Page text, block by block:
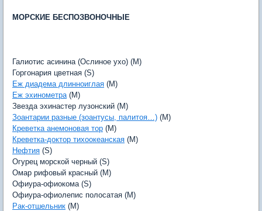
МОРСКИЕ БЕСПОЗВОНОЧНЫЕ
Галиотис асинина (Ослиное ухо) (M)
Горгонария цветная (S)
Еж диадема длинноиглая (M)
Еж эхинометра(M)
Звезда эхинастер лузонский (M)
Зоантарии разные (зоантусы, палитоя…) (M)
Креветка анемоновая тор (M)
Креветка-доктор тихоокеанская (M)
Нефтия (S)
Огурец морской черный (S)
Омар рифовый красный (M)
Офиура-офиокома (S)
Офиура-офиолепис полосатая (M)
Рак-отшельник (M)